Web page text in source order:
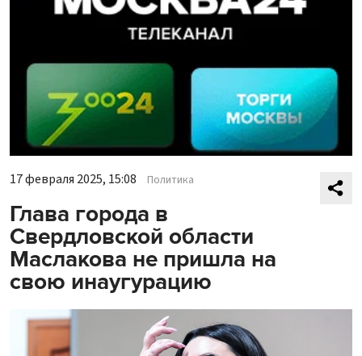
17 февраля 2025, 15:08 Политика
Глава города в
Свердловской области
Маслакова не пришла на
свою инаугурацию